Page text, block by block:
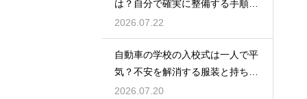
は？自分で確実に整備する手順を
紹介
2026.07.22
自動車の学校の入校式は一人で平
気？不安を解消する服装と持ち
物！
2026.07.20